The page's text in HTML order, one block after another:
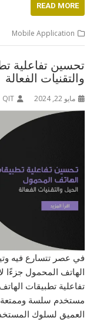
READ MORE
Mobile Application
تحسين تفاعلية
والتقنيات الفعالة
مايو 22, 2024 QIT
في عصر تتسارع فيه
الهاتف المحمول جزءًا
تفاعلية تطبيقات
مستخدم سلسة وممتعة.
العميق لسلوك